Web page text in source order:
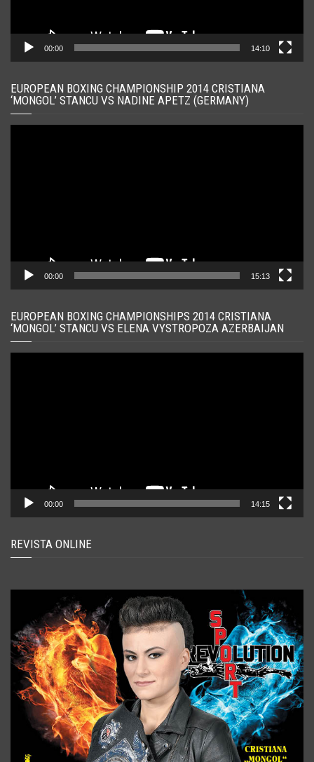
00:00 14:10
EUROPEAN BOXING CHAMPIONSHIP 2014 CRISTIANA
‘MONGOL’ STANCU VS NADINE APETZ (GERMANY)
00:00 15:13
EUROPEAN BOXING CHAMPIONSHIPS 2014 CRISTIANA
‘MONGOL’ STANCU VS ELENA VYSTROPOZA AZERBAIJAN
00:00 14:15
REVISTA ONLINE